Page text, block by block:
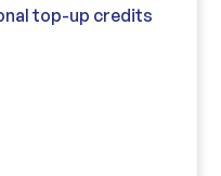
top-up credits